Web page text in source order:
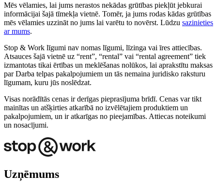
Mēs vēlamies, lai jums nerastos nekādas grūtības piekļūt jebkurai
informācijai šajā tīmekļa vietnē. Tomēr, ja jums rodas kādas grūtības
mēs vēlamies uzzināt no jums lai varētu to novērst. Lūdzu sazinieties
ar mums.
Stop & Work līgumi nav nomas līgumi, līzinga vai īres attiecības.
Atsauces šajā vietnē uz “rent”, “rental” vai “rental agreement” tiek
izmantotas tikai ērtības un meklēšanas nolūkos, lai aprakstītu maksas
par Darba telpas pakalpojumiem un tās nemaina juridisko raksturu
līgumam, kuru jūs noslēdzat.
Visas norādītās cenas ir derīgas pieprasījuma brīdī. Cenas var tikt
mainītas un atšķirties atkarībā no izvēlētajiem produktiem un
pakalpojumiem, un ir atkarīgas no pieejamības. Attiecas noteikumi
un nosacījumi.
Uzņēmums